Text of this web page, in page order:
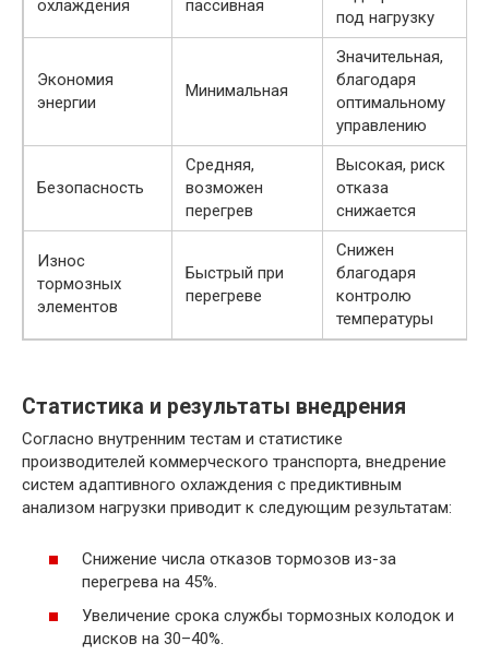
охлаждения пассивная
под нагрузку
Экономия
энергии
Минимальная
Значительная,
благодаря
оптимальному
управлению
Безопасность
Средняя,
возможен
перегрев
Высокая, риск
отказа
снижается
Износ
тормозных
элементов
Быстрый при
перегреве
Снижен
благодаря
контролю
температуры
Статистика и результаты внедрения
Согласно внутренним тестам и статистике
производителей коммерческого транспорта, внедрение
систем адаптивного охлаждения с предиктивным
анализом нагрузки приводит к следующим результатам:
Снижение числа отказов тормозов из-за
перегрева на 45%.
Увеличение срока службы тормозных колодок и
дисков на 30–40%.